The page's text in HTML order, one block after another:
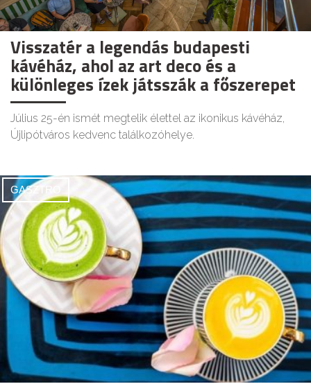
Visszatér a legendás budapesti
kávéház, ahol az art deco és a
különleges ízek játsszák a főszerepet
Július 25-én ismét megtelik élettel az ikonikus kávéház,
Újlipótváros kedvenc találkozóhelye.
GASZTRO